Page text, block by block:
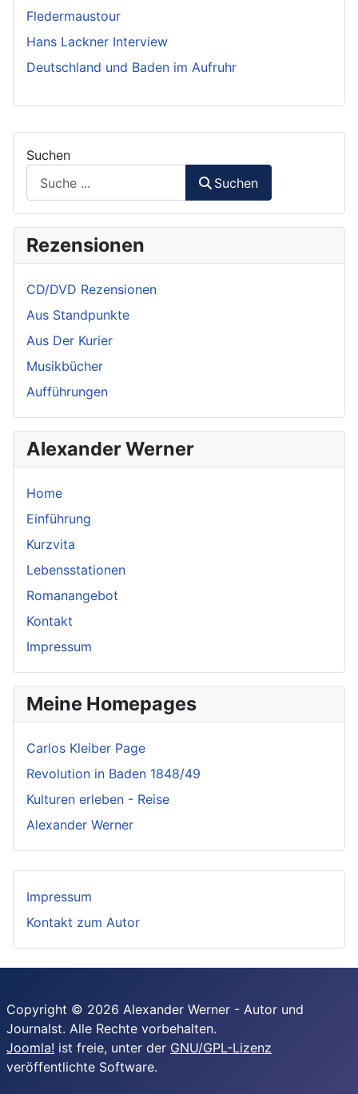
Suchen
Suchen
Rezensionen
CD/DVD Rezensionen
Aus Standpunkte
Aus Der Kurier
Musikbücher
Aufführungen
Alexander Werner
Home
Einführung
Kurzvita
Lebensstationen
Romanangebot
Kontakt
Impressum
Meine Homepages
Carlos Kleiber Page
Revolution in Baden 1848/49
Kulturen erleben - Reise
Alexander Werner
Fledermaustour
Hans Lackner Interview
Deutschland und Baden im Aufruhr
Impressum
Kontakt zum Autor
Copyright © 2026 Alexander Werner - Autor und
Journalst. Alle Rechte vorbehalten.
Joomla! ist freie, unter der GNU/GPL-Lizenz
veröffentlichte Software.